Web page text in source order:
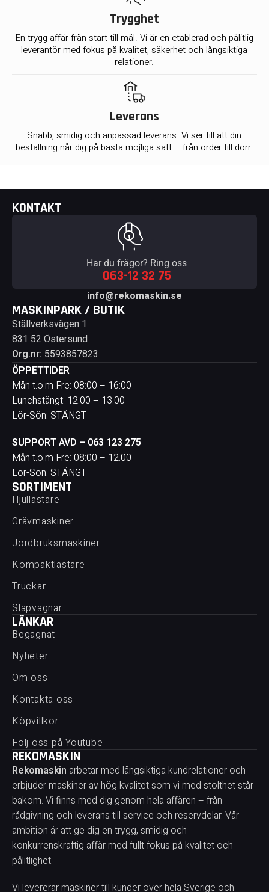
Trygghet
En trygg affär från start till mål. Vi är en etablerad och pålitlig
leverantör med fokus på kvalitet, säkerhet och långsiktiga
relationer.
Leverans
Snabb, smidig och anpassad leverans. Vi ser till att din
beställning når dig på bästa möjliga sätt – från order till dörr.
KONTAKT
Har du frågor? Ring oss
063-12 32 75
info@rekomaskin.se
MASKINPARK / BUTIK
Ställverksvägen 1
831 52 Östersund
Org.nr: 5593857823
ÖPPETTIDER
Mån t.o.m Fre: 08:00 – 16:00
Lunchstängt: 12.00 – 13.00
Lör-Sön: STÄNGT
SUPPORT AVD – 063 123 275
Mån t.o.m Fre: 08:00 – 12.00
Lör-Sön: STÄNGT
SORTIMENT
Hjullastare
Grävmaskiner
Jordbruksmaskiner
Kompaktlastare
Truckar
Släpvagnar
LÄNKAR
Begagnat
Nyheter
Om oss
Kontakta oss
Köpvillkor
Följ oss på Youtube
REKOMASKIN
Rekomaskin arbetar med långsiktiga kundrelationer och
erbjuder maskiner av hög kvalitet som vi med stolthet står
bakom. Vi finns med dig genom hela affären – från
rådgivning och leverans till service och reservdelar. Vår
ambition är att ge dig en trygg, smidig och
konkurrenskraftig affär med fullt fokus på kvalitet och
pålitlighet.
Vi levererar maskiner till kunder över hela Sverige och